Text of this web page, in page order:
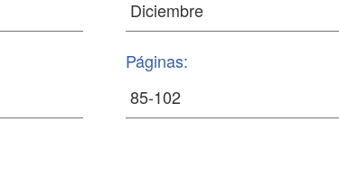
Páginas: